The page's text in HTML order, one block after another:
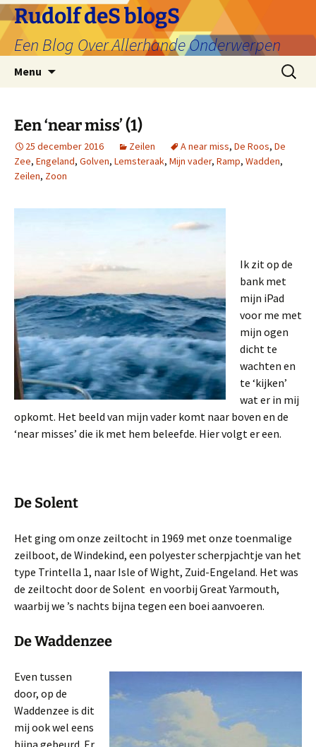
Ga
naar
de
inhoud
Rudolf deS blogS
Een Blog Over Allerhande Onderwerpen
Menu
Zoeken
naar:
Een ‘near miss’ (1)
25 december 2016 Zeilen A near miss, De Roos, De
Zee, Engeland, Golven, Lemsteraak, Mijn vader, Ramp, Wadden,
Zeilen, Zoon
Ik zit op de
bank met
mijn iPad
voor me met
mijn ogen
dicht te
wachten en
te ‘kijken’
wat er in mij
opkomt. Het beeld van mijn vader komt naar boven en de
‘near misses’ die ik met hem beleefde. Hier volgt er een.
De Solent
Het ging om onze zeiltocht in 1969 met onze toenmalige
zeilboot, de Windekind, een polyester scherpjachtje van het
type Trintella 1, naar Isle of Wight, Zuid-Engeland. Het was
de zeiltocht door de Solent en voorbij Great Yarmouth,
waarbij we ’s nachts bijna tegen een boei aanvoeren.
De Waddenzee
Even tussen
door, op de
Waddenzee is dit
mij ook wel eens
bijna gebeurd. Er